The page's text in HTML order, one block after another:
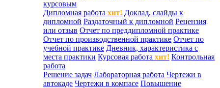
курсовым
Дипломная работа хит! Доклад, слайды к
дипломной Раздаточный к дипломной Рецензия
или отзыв Отчет по преддипломной практике
Отчет по производственной практике Отчет по
учебной практике Дневник, характеристика с
места практики Курсовая работа хит! Контрольная
работа
Решение задач Лабораторная работа Чертежи в
автокаде Чертежи в компасе Повышение